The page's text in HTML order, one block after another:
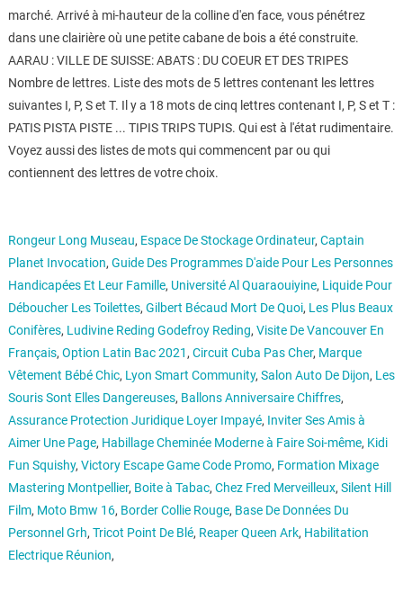
marché. Arrivé à mi-hauteur de la colline d'en face, vous pénétrez
dans une clairière où une petite cabane de bois a été construite.
AARAU : VILLE DE SUISSE: ABATS : DU COEUR ET DES TRIPES
Nombre de lettres. Liste des mots de 5 lettres contenant les lettres
suivantes I, P, S et T. Il y a 18 mots de cinq lettres contenant I, P, S et T :
PATIS PISTA PISTE ... TIPIS TRIPS TUPIS. Qui est à l'état rudimentaire.
Voyez aussi des listes de mots qui commencent par ou qui
contiennent des lettres de votre choix.
Rongeur Long Museau, Espace De Stockage Ordinateur, Captain
Planet Invocation, Guide Des Programmes D'aide Pour Les Personnes
Handicapées Et Leur Famille, Université Al Quaraouiyine, Liquide Pour
Déboucher Les Toilettes, Gilbert Bécaud Mort De Quoi, Les Plus Beaux
Conifères, Ludivine Reding Godefroy Reding, Visite De Vancouver En
Français, Option Latin Bac 2021 , Circuit Cuba Pas Cher, Marque
Vêtement Bébé Chic, Lyon Smart Community, Salon Auto De Dijon, Les
Souris Sont Elles Dangereuses, Ballons Anniversaire Chiffres,
Assurance Protection Juridique Loyer Impayé, Inviter Ses Amis à
Aimer Une Page, Habillage Cheminée Moderne à Faire Soi-même, Kidi
Fun Squishy, Victory Escape Game Code Promo, Formation Mixage
Mastering Montpellier, Boite à Tabac, Chez Fred Merveilleux, Silent Hill
Film, Moto Bmw 16, Border Collie Rouge, Base De Données Du
Personnel Grh, Tricot Point De Blé, Reaper Queen Ark, Habilitation
Electrique Réunion,